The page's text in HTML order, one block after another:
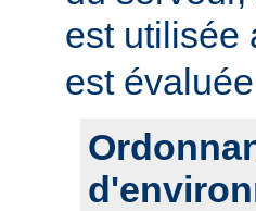
est utilisée
est